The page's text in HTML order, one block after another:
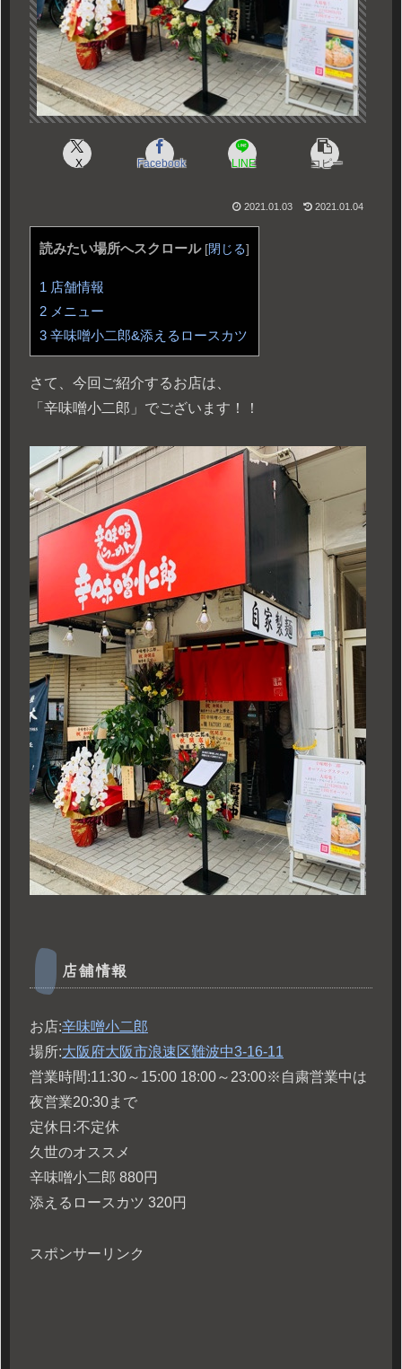
X Facebook LINE コピー
2021.01.03 2021.01.04
読みたい場所へスクロール [閉じる]
1 店舗情報
2 メニュー
3 辛味噌小二郎&添えるロースカツ
さて、今回ご紹介するお店は、
「辛味噌小二郎」でございます！！
店舗情報
お店:辛味噌小二郎
場所:大阪府大阪市浪速区難波中3-16-11
営業時間:11:30～15:00 18:00～23:00※自粛営業中は
夜営業20:30まで
定休日:不定休
久世のオススメ
辛味噌小二郎 880円
添えるロースカツ 320円
スポンサーリンク